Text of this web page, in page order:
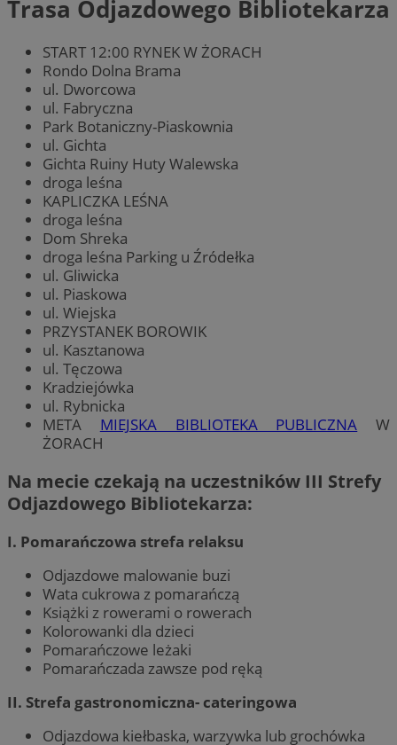
Trasa Odjazdowego Bibliotekarza
START 12:00 RYNEK W ŻORACH
Rondo Dolna Brama
ul. Dworcowa
ul. Fabryczna
Park Botaniczny-Piaskownia
ul. Gichta
Gichta Ruiny Huty Walewska
droga leśna
KAPLICZKA LEŚNA
droga leśna
Dom Shreka
droga leśna Parking u Źródełka
ul. Gliwicka
ul. Piaskowa
ul. Wiejska
PRZYSTANEK BOROWIK
ul. Kasztanowa
ul. Tęczowa
Kradziejówka
ul. Rybnicka
META MIEJSKA BIBLIOTEKA PUBLICZNA W
ŻORACH
Na mecie czekają na uczestników III Strefy
Odjazdowego Bibliotekarza:
I. Pomarańczowa strefa relaksu
Odjazdowe malowanie buzi
Wata cukrowa z pomarańczą
Książki z rowerami o rowerach
Kolorowanki dla dzieci
Pomarańczowe leżaki
Pomarańczada zawsze pod ręką
II. Strefa gastronomiczna- cateringowa
Odjazdowa kiełbaska, warzywka lub grochówka